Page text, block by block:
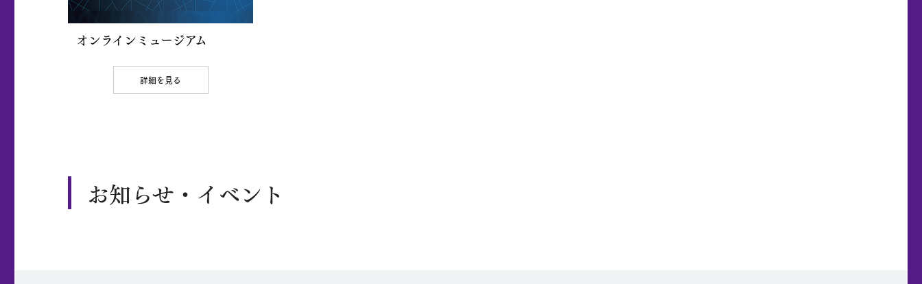
オンラインミュージアム
詳細を見る
お知らせ・イベント